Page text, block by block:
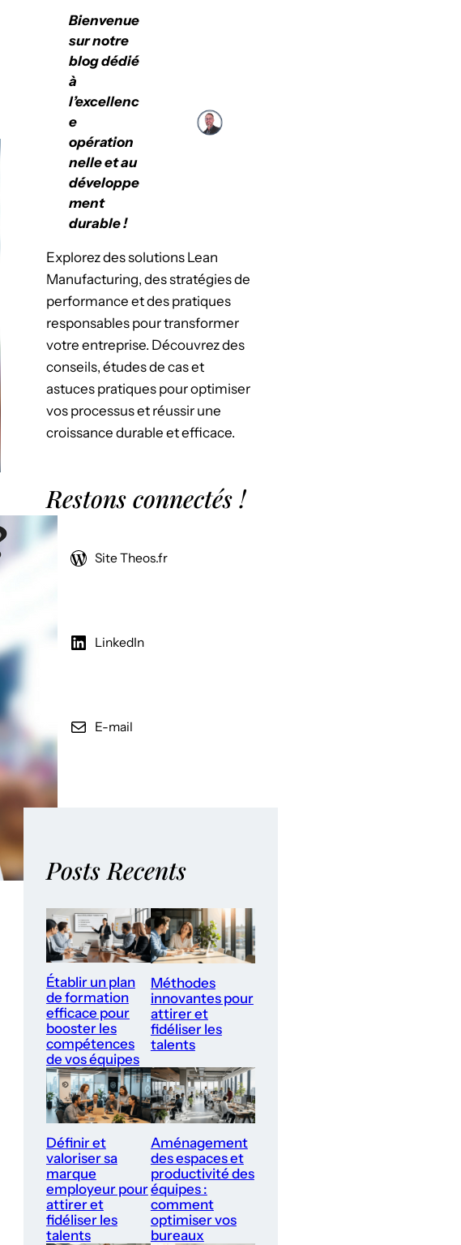
Bienvenue
sur notre
blog dédié
à
l’excellenc
e
opération
nelle et au
développe
ment
durable !
Explorez des solutions Lean
Manufacturing, des stratégies de
performance et des pratiques
responsables pour transformer
votre entreprise. Découvrez des
conseils, études de cas et
astuces pratiques pour optimiser
vos processus et réussir une
croissance durable et efficace.
Restons connectés !
Site Theos.fr
LinkedIn
E-mail
Posts Recents
Établir un plan
de formation
efficace pour
booster les
compétences
de vos équipes
Méthodes
innovantes pour
attirer et
fidéliser les
talents
Définir et
valoriser sa
marque
employeur pour
attirer et
fidéliser les
talents
Aménagement
des espaces et
productivité des
équipes :
comment
optimiser vos
bureaux